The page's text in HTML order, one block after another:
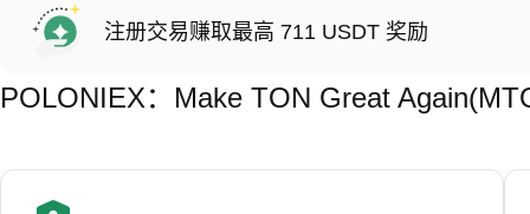
注册交易赚取最高 711 USDT 奖励
POLONIEX：Make TON Great